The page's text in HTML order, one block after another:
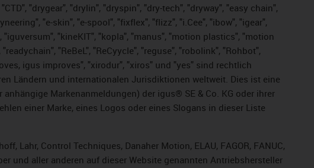
"drygear", "drylin", "dryspin", "dry-tech", "dryway", "easy chain",
"e-skin", "e-spool", "fixflex", "flizz", "i.Cee", "ibow", "igear",
"kineKIT", "kopla", "manus", "motion plastics", "motion
"ReBeL", "ReCyycle", "reguse", "robolink", "Rohbot",
igus improves", "xirodur", "xiros" und "yes" sind rechtlich
Ländern und internationalen Jurisdiktionen weltweit. Dies ist eine
Markenanmeldungen) der igus® SE & Co. KG oder ihrer
einer Marke, eines Logos oder eines Slogans in dieser Liste
Lahr, Control Techniques, Danaher Motion, ELAU, FAGOR, FANUC,
und aller anderen auf dieser Website genannten Antriebshersteller